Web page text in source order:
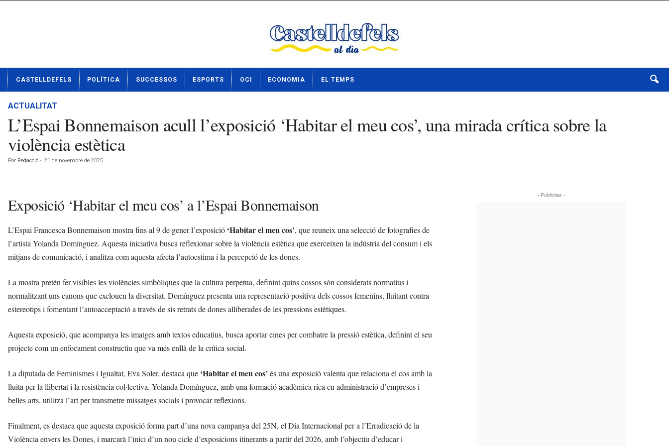
t
CASTELLDEFELS POLÍTICA SUCCESSOS ESPORTS OCI ECONOMIA EL TEMPS
ACTUALITAT
L’Espai Bonnemaison acull l’exposició ‘Habitar el meu cos’, una mirada crítica sobre la
violència estètica
Por Redacció - 21 de novembre de 2025
Exposició ‘Habitar el meu cos’ a l’Espai Bonnemaison
L’Espai Francesca Bonnemaison mostra fins al 9 de gener l’exposició ‘Habitar el meu cos’, que reuneix una selecció de fotografies de
l’artista Yolanda Domínguez. Aquesta iniciativa busca reflexionar sobre la violència estètica que exerceixen la indústria del consum i els
mitjans de comunicació, i analitza com aquesta afecta l’autoestima i la percepció de les dones.
La mostra pretén fer visibles les violències simbòliques que la cultura perpetua, definint quins cossos són considerats normatius i
normalitzant uns canons que exclouen la diversitat. Domínguez presenta una representació positiva dels cossos femenins, lluitant contra
estereotips i fomentant l’autoacceptació a través de sis retrats de dones alliberades de les pressions estètiques.
Aquesta exposició, que acompanya les imatges amb textos educatius, busca aportar eines per combatre la pressió estètica, definint el seu
projecte com un enfocament constructiu que va més enllà de la crítica social.
La diputada de Feminismes i Igualtat, Eva Soler, destaca que ‘Habitar el meu cos’ és una exposició valenta que relaciona el cos amb la
lluita per la llibertat i la resistència col·lectiva. Yolanda Domínguez, amb una formació acadèmica rica en administració d’empreses i
belles arts, utilitza l’art per transmetre missatges socials i provocar reflexions.
Finalment, es destaca que aquesta exposició forma part d’una nova campanya del 25N, el Dia Internacional per a l’Erradicació de la
Violència envers les Dones, i marcarà l’inici d’un nou cicle d’exposicions itinerants a partir del 2026, amb l’objectiu d’educar i
- Publicitat -